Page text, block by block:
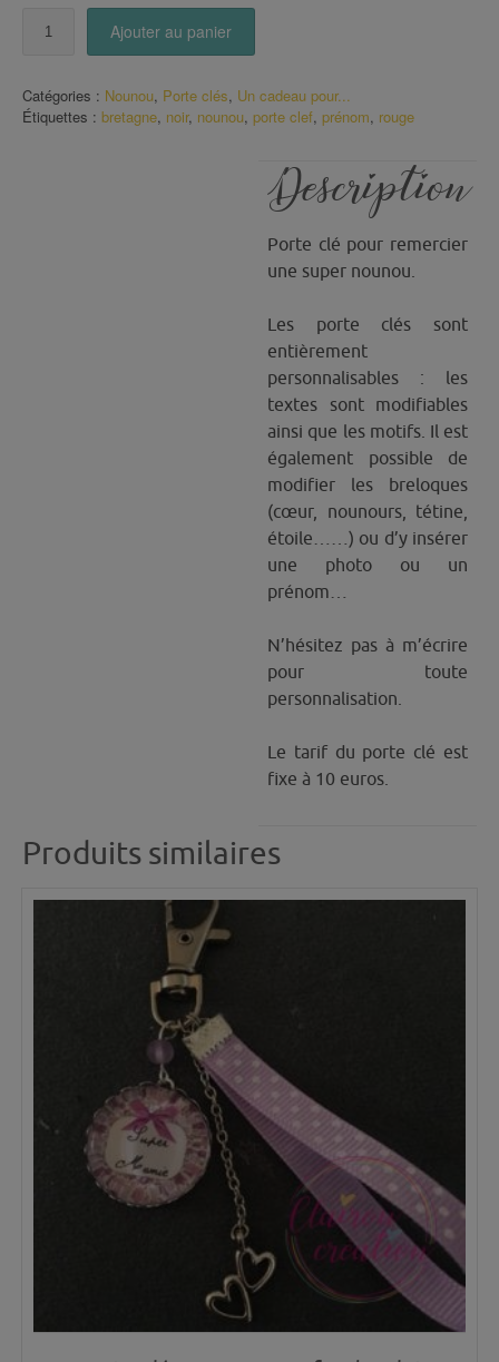
une
Nounou
Ajouter au panier
Catégories : Nounou, Porte clés, Un cadeau pour...
Étiquettes : bretagne, noir, nounou, porte clef, prénom, rouge
Description
Porte clé pour remercier
une super nounou.
Les porte clés sont
entièrement
personnalisables : les
textes sont modifiables
ainsi que les motifs. Il est
également possible de
modifier les breloques
(cœur, nounours, tétine,
étoile……) ou d’y insérer
une photo ou un
prénom…
N’hésitez pas à m’écrire
pour toute
personnalisation.
Le tarif du porte clé est
fixe à 10 euros.
Produits similaires